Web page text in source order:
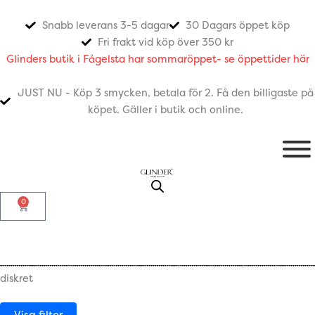
Snabb leverans 3-5 dagar
30 Dagars öppet köp
Fri frakt vid köp över 350 kr
Glinders butik i Fågelsta har sommaröppet- se öppettider här
JUST NU - Köp 3 smycken, betala för 2. Få den billigaste på
köpet. Gäller i butik och online.
0
Varukorg
diskret